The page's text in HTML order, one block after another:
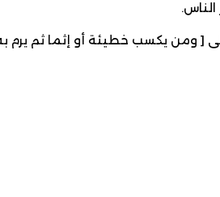
[ ومن يكسب خطيئة أو إثما ثم يرم به